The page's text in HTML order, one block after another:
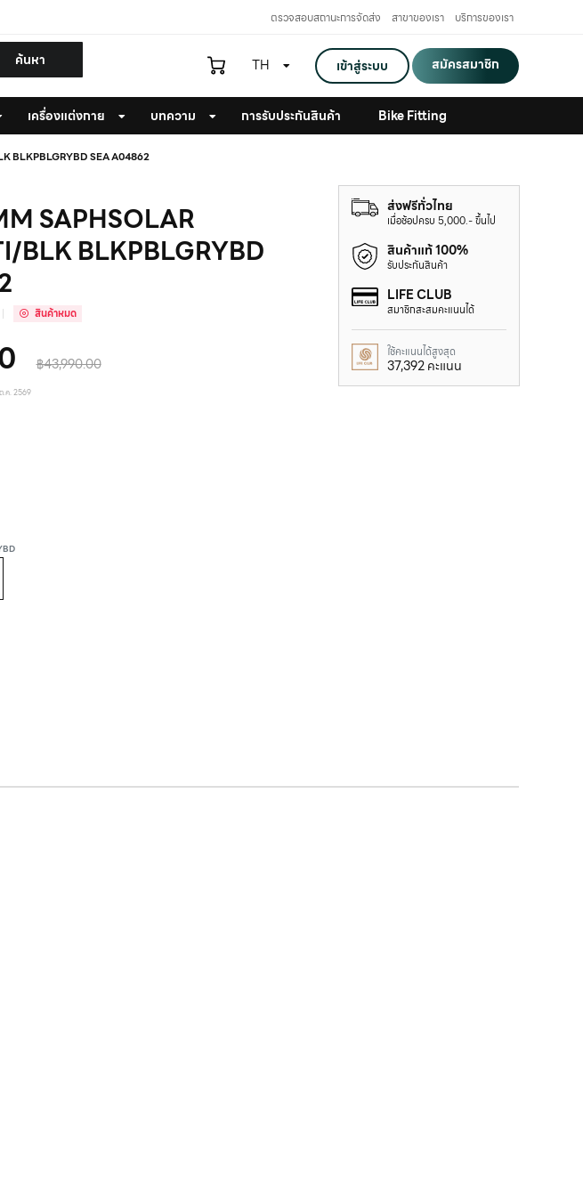
ตรวจสอบสถานะการจัดส่ง สาขาของเรา บริการของเรา
ค้นหา เข้าสู่ระบบ สมัครสมาชิก
TH
เครื่องแต่งกาย บทความ การรับประกันสินค้า Bike Fitting
BLKPBLGRYBD SEA A04862
SAPHSOLAR
BLK BLKPBLGRYBD
สินค้าหมด
฿43,990.00
.ค. 2569
ส่งฟรีทั่วไทย
เมื่อช้อปครบ 5,000.- ขึ้นไป
สินค้าแท้ 100%
รับประกันสินค้า
LIFE CLUB
สมาชิกสะสมคะแนนได้
ใช้คะแนนได้สูงสุด
37,392 คะแนน